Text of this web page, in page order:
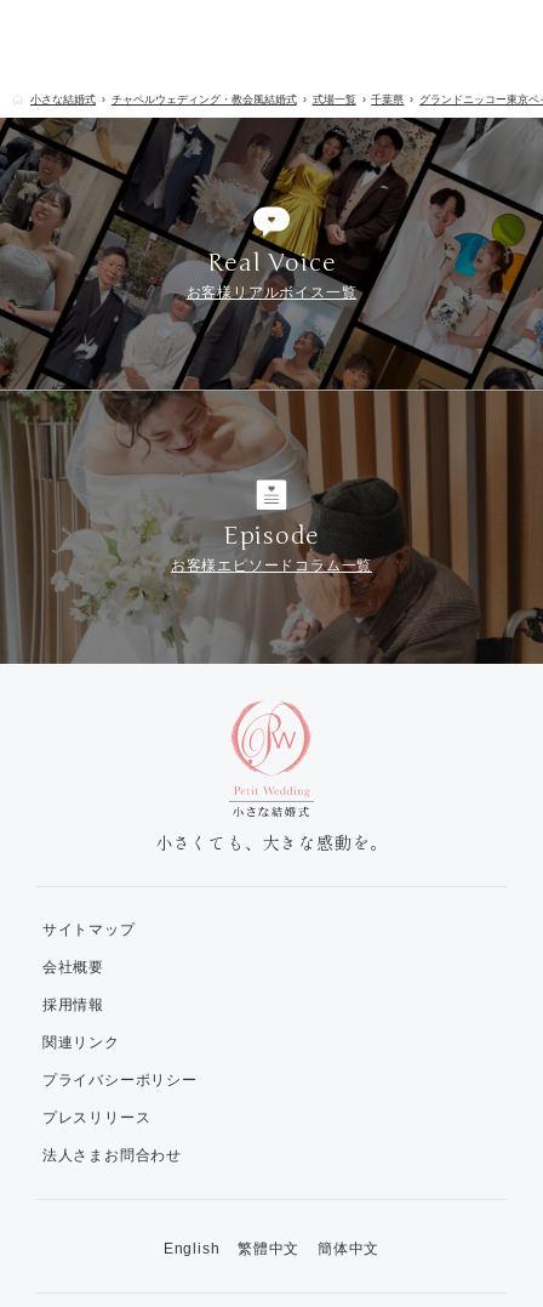
小さな結婚式 チャペルウェディング・教会風結婚式 式場一覧 千葉県 グランドニッコー東京
Real Voice
お客様リアルボイス一覧
Episode
お客様エピソードコラム一覧
小さくても、大きな感動を。
サイトマップ
会社概要
採用情報
関連リンク
プライバシーポリシー
プレスリリース
法人さまお問合わせ
English 繁體中文 簡体中文